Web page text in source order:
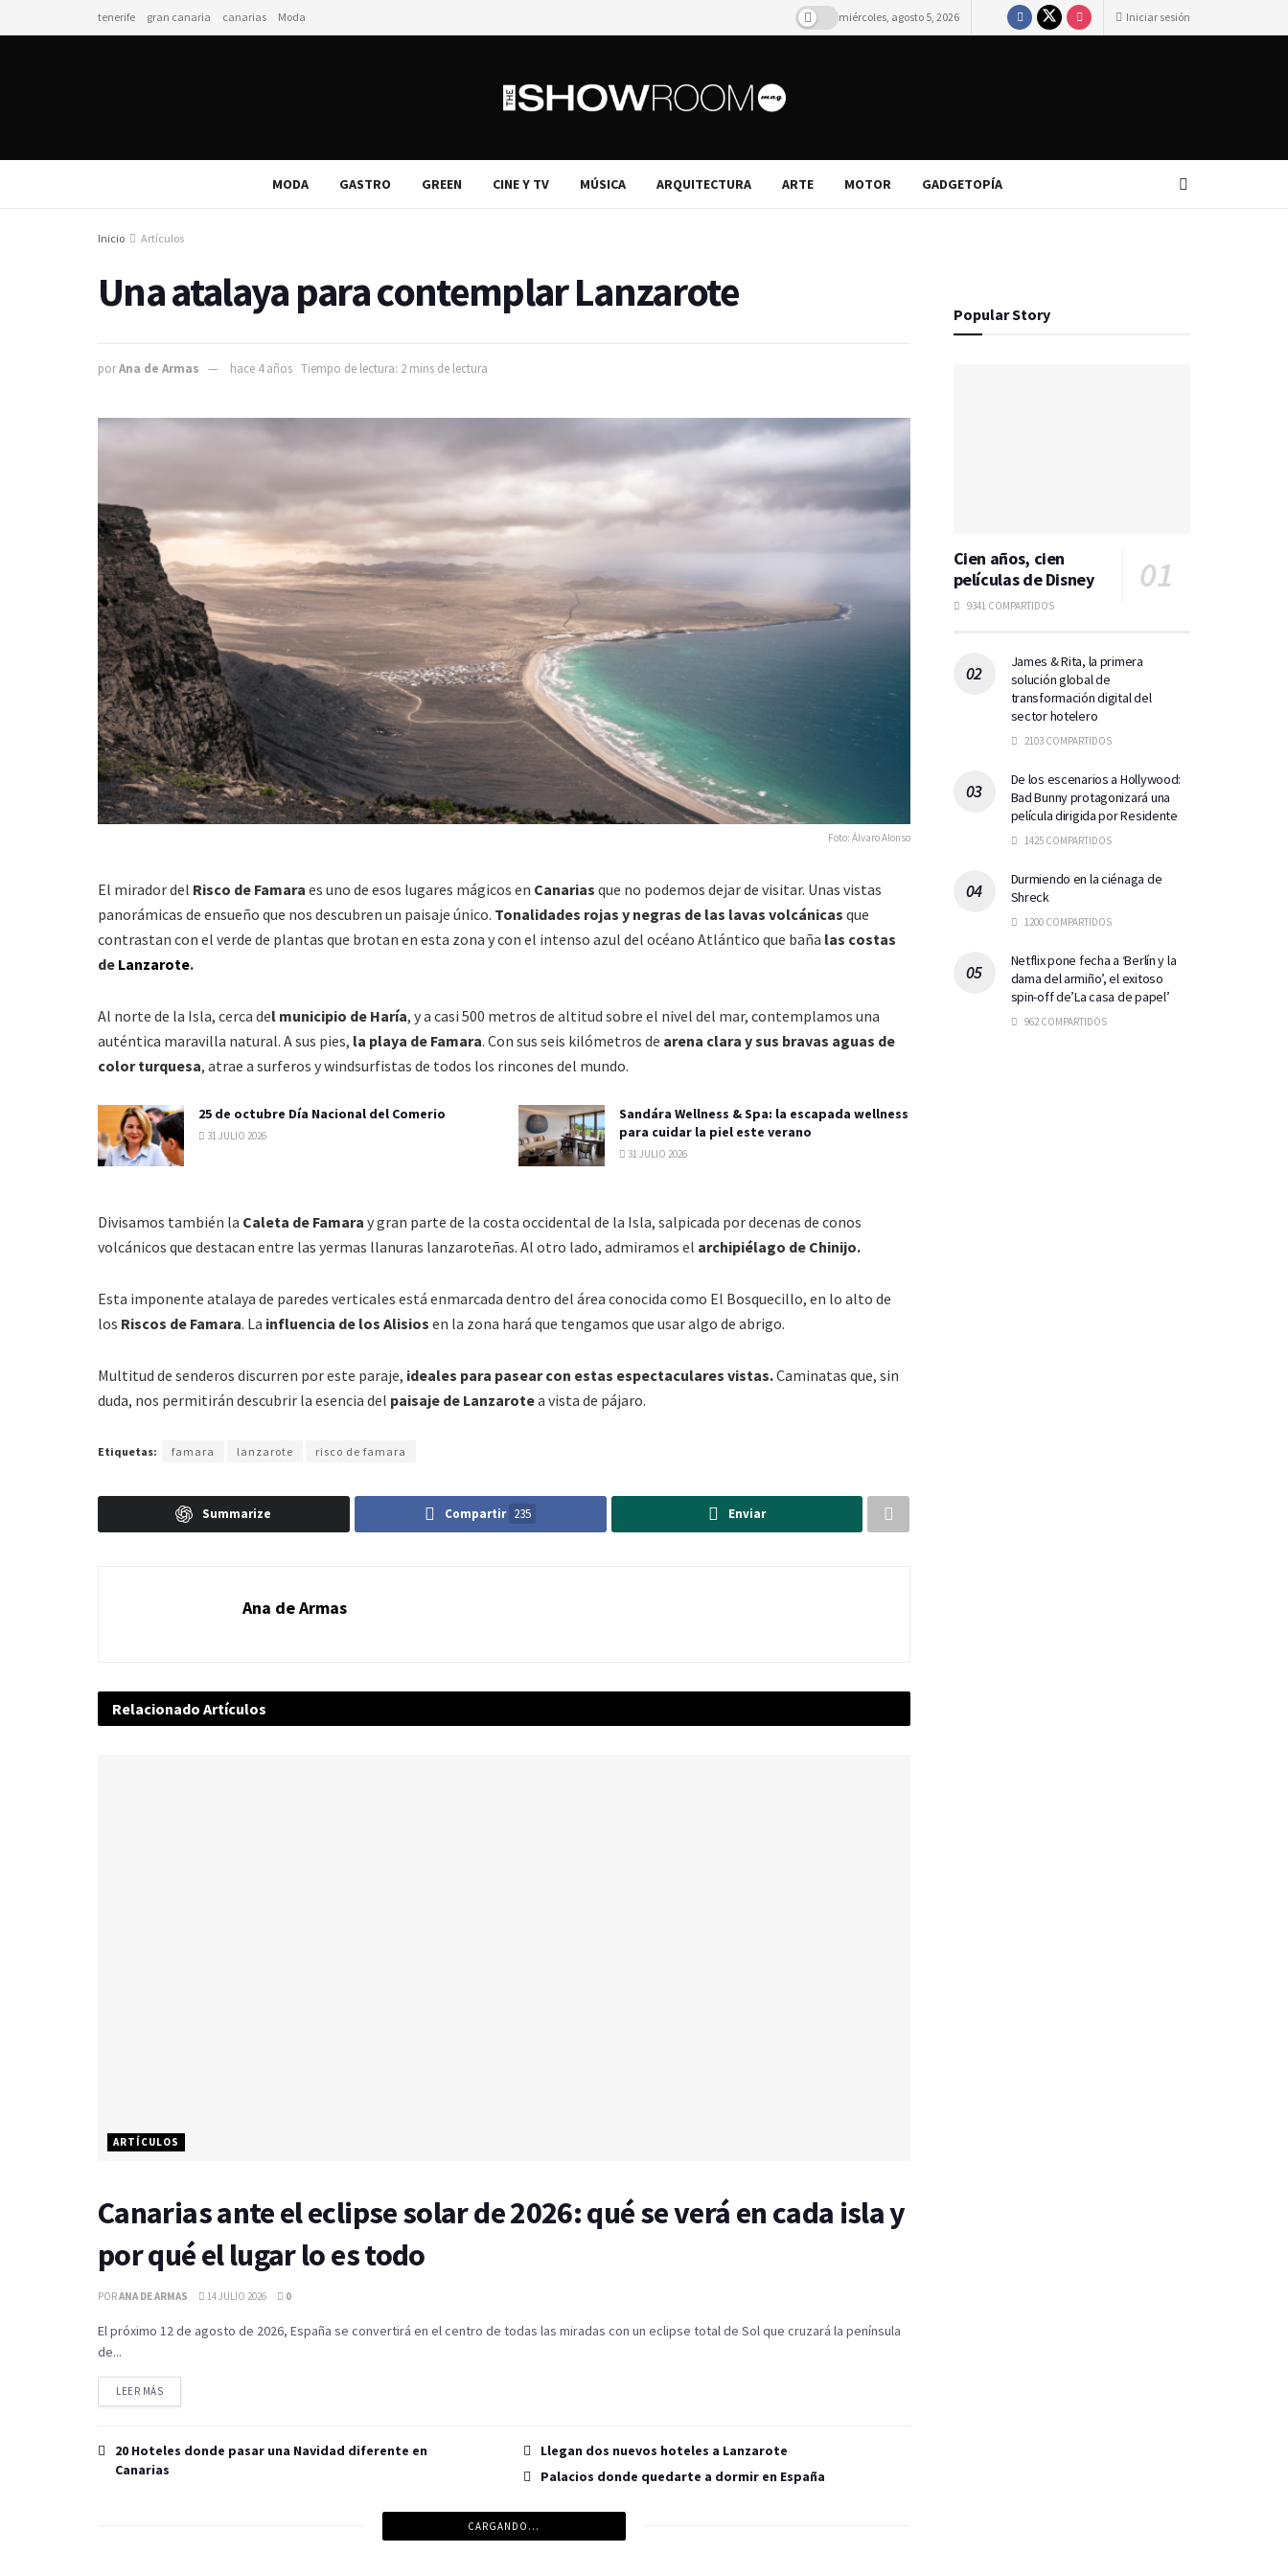
tenerife gran canaria canarias Moda miércoles, agosto 5, 2026 Iniciar sesión
MODA GASTRO GREEN CINE Y TV MÚSICA ARQUITECTURA ARTE MOTOR GADGETOPÍA
Inicio Artículos
Una atalaya para contemplar Lanzarote
porAna de Armas hace 4 años Tiempo de lectura: 2 mins de lectura
Foto: Álvaro Alonso
El mirador del Risco de Famara es uno de esos lugares mágicos en Canarias que no podemos dejar de visitar. Unas vistas
panorámicas de ensueño que nos descubren un paisaje único. Tonalidades rojas y negras de las lavas volcánicas que
contrastan con el verde de plantas que brotan en esta zona y con el intenso azul del océano Atlántico que baña las costas
de Lanzarote.
Al norte de la Isla, cerca del municipio de Haría, y a casi 500 metros de altitud sobre el nivel del mar, contemplamos una
auténtica maravilla natural. A sus pies, la playa de Famara. Con sus seis kilómetros de arena clara y sus bravas aguas de
color turquesa, atrae a surferos y windsurfistas de todos los rincones del mundo.
25 de octubre Día Nacional del Comerio
31 JULIO 2026
Sandára Wellness & Spa: la escapada wellness
para cuidar la piel este verano
31 JULIO 2026
Divisamos también la Caleta de Famara y gran parte de la costa occidental de la Isla, salpicada por decenas de conos
volcánicos que destacan entre las yermas llanuras lanzaroteñas. Al otro lado, admiramos el archipiélago de Chinijo.
Esta imponente atalaya de paredes verticales está enmarcada dentro del área conocida como El Bosquecillo, en lo alto de
los Riscos de Famara. La influencia de los Alisios en la zona hará que tengamos que usar algo de abrigo.
Multitud de senderos discurren por este paraje, ideales para pasear con estas espectaculares vistas.Caminatas que, sin
duda, nos permitirán descubrir la esencia del paisaje de Lanzarotea vista de pájaro.
Etiquetas: famara lanzarote risco de famara
Summarize Compartir 235 Enviar
Ana de Armas
Relacionado Artículos
ARTÍCULOS
Canarias ante el eclipse solar de 2026: qué se verá en cada isla y
por qué el lugar lo es todo
PORANA DE ARMAS 14 JULIO 2026 0
El próximo 12 de agosto de 2026, España se convertirá en el centro de todas las miradas con un eclipse total de Sol que cruzará la península
de...
LEER MÁS
20 Hoteles donde pasar una Navidad diferente en
Canarias
Llegan dos nuevos hoteles a Lanzarote
Palacios donde quedarte a dormir en España
CARGANDO...
Popular Story
Cien años, cien
películas de Disney
9341 COMPARTIDOS
James & Rita, la primera
solución global de
transformación digital del
sector hotelero
2103 COMPARTIDOS
De los escenarios a Hollywood:
Bad Bunny protagonizará una
película dirigida por Residente
1425 COMPARTIDOS
Durmiendo en la ciénaga de
Shreck
1200 COMPARTIDOS
Netflix pone fecha a ‘Berlín y la
dama del armiño’, el exitoso
spin-off de’La casa de papel’
962 COMPARTIDOS